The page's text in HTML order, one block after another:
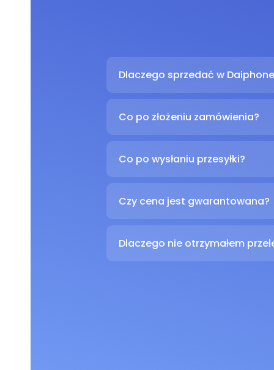
Dlaczego sprzedać w
Co po złożeniu zamówienia?
Co po wysłaniu przesyłki?
Czy cena jest gwarantowana?
Dlaczego nie otrzymałem